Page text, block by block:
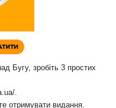
Бугу, зробіть 3 простих
отримувати видання.